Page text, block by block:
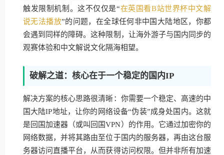
触发限制机制。这不仅仅是“在英国看B站世界杯中文解
说无法播放”的问题，在全球任何非中国大陆地区，你都
会遇到同样的障碍。这种限制，让海外游子与国内同步的
观赛体验和中文解说文化隔海相望。
破解之道：核心在于一个稳定的国内IP
解决方案的核心思路很清晰：你需要一个稳定、高速的中
国大陆IP地址，让你的网络设备“伪装”成身处国内。这就
是回国加速器（或叫回国VPN）的作用。它通过加密你的
网络数据，并将其路由至位于国内的服务器，再由这台服
务器访问直播平台，从而获得访问权限。但并非所有加速